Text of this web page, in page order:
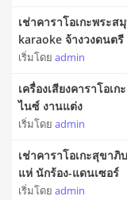
เช่าคาราโอเกะพระส
karaoke จ้างวงดนตรี
เริ่มโดย admin
เครื่องเสียงคาราโอเ
ไนซ์ งานแต่ง
เริ่มโดย admin
เช่าคาราโอเกะสุขา
แห่ นักร้อง-แดนเซอร์
เริ่มโดย admin